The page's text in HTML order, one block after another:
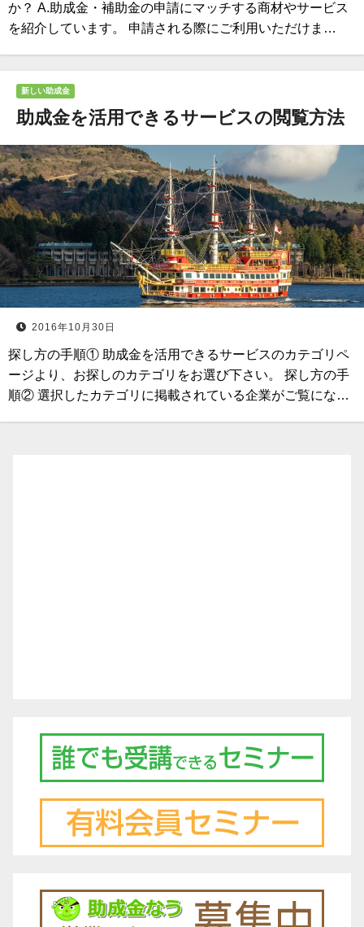
か？ A.助成金・補助金の申請にマッチする商材やサービス
を紹介しています。 申請される際にご利用いただけま…
新しい助成金
助成金を活用できるサービスの閲覧方法
2016年10月30日
探し方の手順① 助成金を活用できるサービスのカテゴリペ
ージより、お探しのカテゴリをお選び下さい。 探し方の手
順② 選択したカテゴリに掲載されている企業がご覧にな…